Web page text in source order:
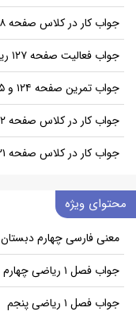
جواب کار در کلاس صفحه ۱۲۸ ریاضی دهم
جواب فعالیت صفحه ۱۲۷ ریاضی دهم
جواب تمرین صفحه ۱۲۴ و ۱۲۵ و ۱۲۶ ریاضی دهم
جواب کار در کلاس صفحه ۱۲۲ و ۱۲۳ ریاضی دهم
جواب کار در کلاس صفحه ۱۲۱ ریاضی دهم
محتوای ویژه
معنی فارسی چهارم دبستان
جواب فصل ۱ ریاضی چهارم
جواب فصل ۱ ریاضی پنجم